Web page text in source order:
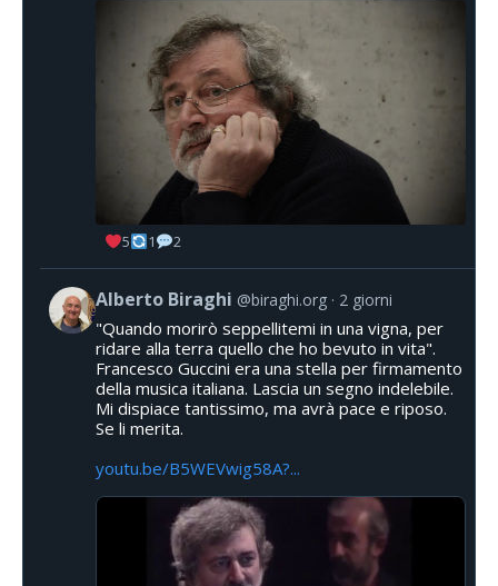
5 1 2
Alberto Biraghi @biraghi.org 2 giorni
"Quando morirò seppellitemi in una vigna, per
ridare alla terra quello che ho bevuto in vita".
Francesco Guccini era una stella per firmamento
della musica italiana. Lascia un segno indelebile.
Mi dispiace tantissimo, ma avrà pace e riposo.
Se li merita.
youtu.be/B5WEVwig58A?...